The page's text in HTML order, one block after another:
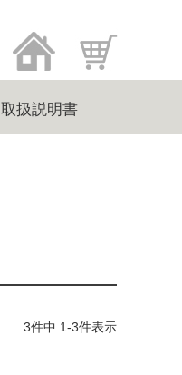
取扱説明書
3件中 1-3件表示